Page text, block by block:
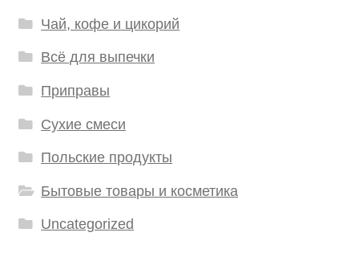
Чай, кофе и цикорий
Всё для выпечки
Приправы
Сухие смеси
Польские продукты
Бытовые товары и косметика
Uncategorized